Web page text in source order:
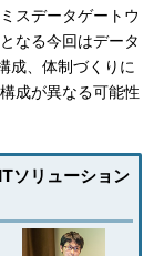
スデータゲートウ
なる今回はデータ
成、体制づくりに
成が異なる可能性
ソリューション